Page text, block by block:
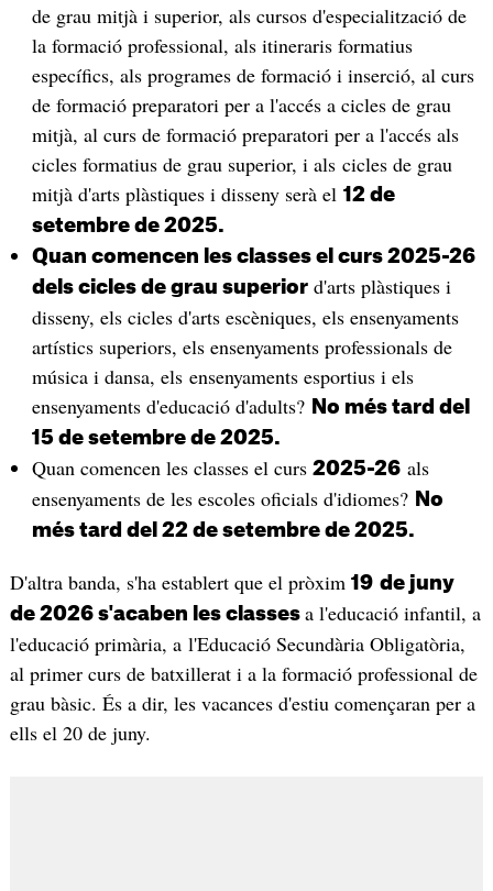
de grau mitjà i superior, als cursos d'especialització de
la formació professional, als itineraris formatius
específics, als programes de formació i inserció, al curs
de formació preparatori per a l'accés a cicles de grau
mitjà, al curs de formació preparatori per a l'accés als
cicles formatius de grau superior, i als cicles de grau
mitjà d'arts plàstiques i disseny serà el 12 de
setembre de 2025.
Quan comencen les classes el curs 2025-26
dels cicles de grau superiord'arts plàstiques i
disseny, els cicles d'arts escèniques, els ensenyaments
artístics superiors, els ensenyaments professionals de
música i dansa, els ensenyaments esportius i els
ensenyaments d'educació d'adults? No més tard del
15 de setembre de 2025.
Quan comencen les classes el curs 2025-26als
ensenyaments de les escoles oficials d'idiomes? No
més tard del 22 de setembre de 2025.
D'altra banda, s'ha establert que el pròxim 19 de juny
de 2026 s'acaben les classes a l'educació infantil, a
l'educació primària, a l'Educació Secundària Obligatòria,
al primer curs de batxillerat i a la formació professional de
grau bàsic. És a dir, les vacances d'estiu començaran per a
ells el 20 de juny.